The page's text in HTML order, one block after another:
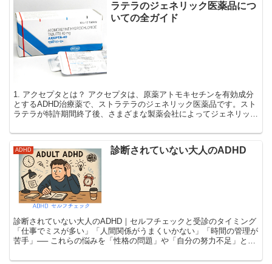
ラテラのジェネリック医薬品につ
いての全ガイド
1. アクセプタとは？ アクセプタは、原薬アトモキセチンを有効成分
とするADHD治療薬で、ストラテラのジェネリック医薬品です。スト
ラテラが特許期間終了後、さまざまな製薬会社によってジェネリック
ADHD 診断されていない大人のADHD
診断されていない大人のADHD｜セルフチェックと受診のタイミング
「仕事でミスが多い」「人間関係がうまくいかない」「時間の管理が
苦手」── これらの悩みを「性格の問題」や「自分の努力不足」と片